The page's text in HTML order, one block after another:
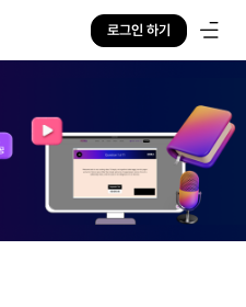
로그인 하기